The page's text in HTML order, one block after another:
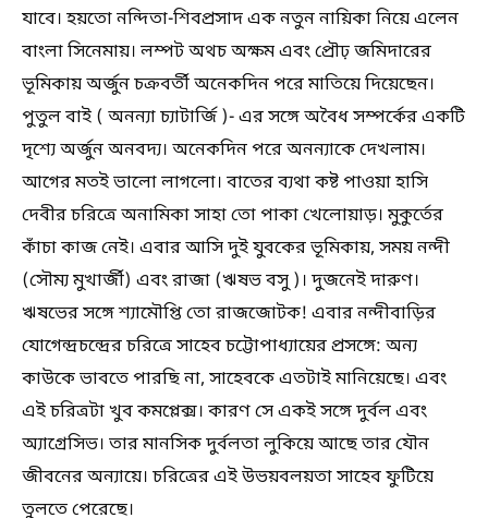
যাবে। হয়তো নন্দিতা-শিবপ্রসাদ এক নতুন নায়িকা নিয়ে এলেন
বাংলা সিনেমায়। লম্পট অথচ অক্ষম এবং প্রৌঢ় জমিদারের
ভূমিকায় অর্জুন চক্রবর্তী অনেকদিন পরে মাতিয়ে দিয়েছেন।
পুতুল বাই ( অনন্যা চ্যাটার্জি )- এর সঙ্গে অবৈধ সম্পর্কের একটি
দৃশ্যে অর্জুন অনবদ্য। অনেকদিন পরে অনন্যাকে দেখলাম।
আগের মতই ভালো লাগলো। বাতের ব্যথা কষ্ট পাওয়া হাসি
দেবীর চরিত্রে অনামিকা সাহা তো পাকা খেলোয়াড়। মুকুর্তের
কাঁচা কাজ নেই। এবার আসি দুই যুবকের ভূমিকায়, সময় নন্দী
(সৌম্য মুখার্জী) এবং রাজা (ঋষভ বসু )। দুজনেই দারুণ।
ঋষভের সঙ্গে শ্যামৌপ্তি তো রাজজোটক! এবার নন্দীবাড়ির
যোগেন্দ্রচন্দ্রের চরিত্রে সাহেব চট্টোপাধ্যায়ের প্রসঙ্গে: অন্য
কাউকে ভাবতে পারছি না, সাহেবকে এতটাই মানিয়েছে। এবং
এই চরিত্রটা খুব কমপ্লেক্স। কারণ সে একই সঙ্গে দুর্বল এবং
অ্যাগ্রেসিভ। তার মানসিক দুর্বলতা লুকিয়ে আছে তার যৌন
জীবনের অন্যায়ে। চরিত্রের এই উভয়বলয়তা সাহেব ফুটিয়ে
তুলতে পেরেছে।